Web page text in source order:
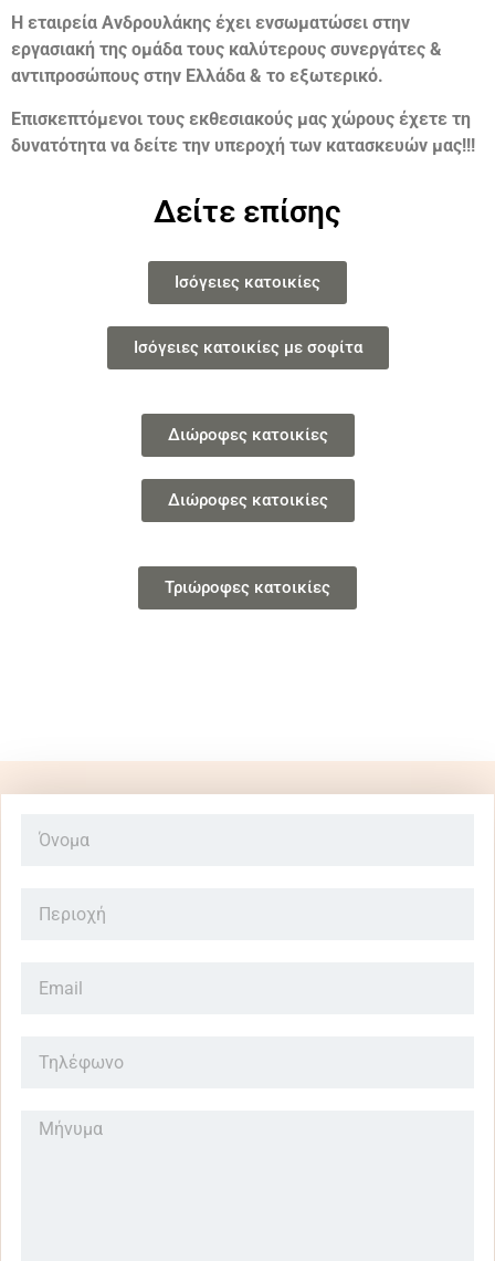
Η εταιρεία Ανδρουλάκης έχει ενσωματώσει στην
εργασιακή της ομάδα τους καλύτερους συνεργάτες &
αντιπροσώπους στην Ελλάδα & το εξωτερικό.
Επισκεπτόμενοι τους εκθεσιακούς μας χώρους έχετε τη
δυνατότητα να δείτε την υπεροχή των κατασκευών μας!!!
Δείτε επίσης
Ισόγειες κατοικίες
Ισόγειες κατοικίες με σοφίτα
Διώροφες κατοικίες
Διώροφες κατοικίες
Τριώροφες κατοικίες